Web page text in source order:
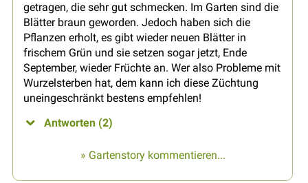
getragen, die sehr gut schmecken. Im Garten sind die
Blätter braun geworden. Jedoch haben sich die
Pflanzen erholt, es gibt wieder neuen Blätter in
frischem Grün und sie setzen sogar jetzt, Ende
September, wieder Früchte an. Wer also Probleme mit
Wurzelsterben hat, dem kann ich diese Züchtung
uneingeschränkt bestens empfehlen!
Antworten (2)
» Gartenstory kommentieren...